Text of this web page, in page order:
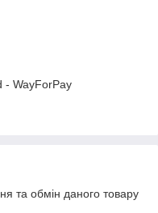
- WayForPay
та обмін даного товару